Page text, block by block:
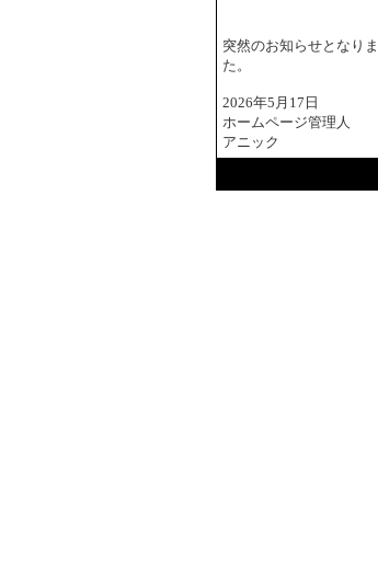
突然のお知らせとなり
た。
2026年5月17日
ホームページ管理人
アニック